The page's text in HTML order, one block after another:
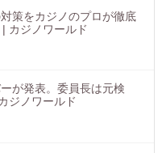
策をカジノのプロが徹底
カジノワールド
が発表。委員長は元検
ジノワールド